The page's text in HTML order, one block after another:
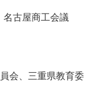
名古屋商工会議
会、三重県教育委